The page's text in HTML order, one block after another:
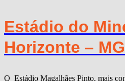
Estádio do
Horizonte – MG
O Estádio Magalhães Pinto, mais